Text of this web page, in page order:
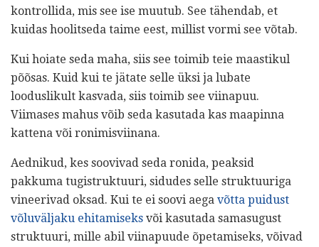
kontrollida, mis see ise muutub. See tähendab, et
kuidas hoolitseda taime eest, millist vormi see võtab.
Kui hoiate seda maha, siis see toimib teie maastikul
põõsas. Kuid kui te jätate selle üksi ja lubate
looduslikult kasvada, siis toimib see viinapuu.
Viimases mahus võib seda kasutada kas maapinna
kattena või ronimisviinana.
Aednikud, kes soovivad seda ronida, peaksid
pakkuma tugistruktuuri, sidudes selle struktuuriga
vineerivad oksad. Kui te ei soovi aega võtta puidust
võluväljaku ehitamiseks või kasutada samasugust
struktuuri, mille abil viinapuude õpetamiseks, võivad